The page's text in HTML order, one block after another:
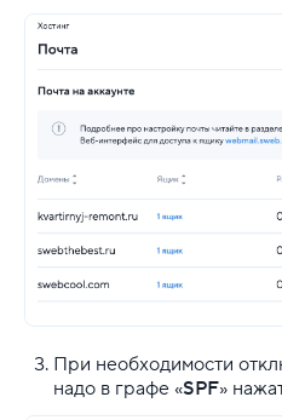
Настройка SMTP на
Настройка SPF-
Настройка почтовых
Ограничения на
Ошибка
Перенос
Подключение
При необходимости
надо в графе «SPF»